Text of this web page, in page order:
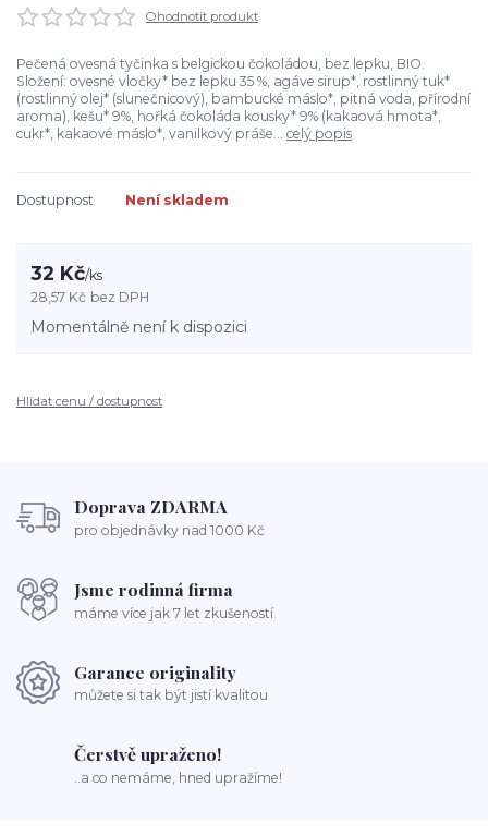
Ohodnotit produkt
Pečená ovesná tyčinka s belgickou čokoládou, bez lepku, BIO.
Složení: ovesné vločky* bez lepku 35 %, agáve sirup*, rostlinný tuk*
(rostlinný olej* (slunečnicový), bambucké máslo*, pitná voda, přírodní
aroma), kešu* 9%, hořká čokoláda kousky* 9% (kakaová hmota*,
cukr*, kakaové máslo*, vanilkový práše... celý popis
Dostupnost Není skladem
32 Kč/ks
28,57 Kč bez DPH
Momentálně není k dispozici
Hlídat cenu / dostupnost
Doprava ZDARMA
pro objednávky nad 1000 Kč
Jsme rodinná firma
máme více jak 7 let zkušeností
Garance originality
můžete si tak být jistí kvalitou
Čerstvě upraženo!
..a co nemáme, hned upražíme!